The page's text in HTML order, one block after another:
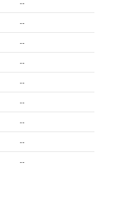
--
--
--
--
--
--
--
--
--